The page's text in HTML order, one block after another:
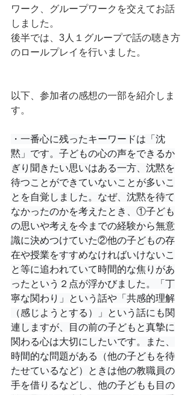
ワーク、グループワークを交えてお話
しました。
後半では、3人１グループで話の聴き方
のロールプレイを行いました。
以下、参加者の感想の一部を紹介しま
す。
・一番心に残ったキーワードは「沈
黙」です。子どもの心の声をできるか
ぎり聞きたい思いはある一方、沈黙を
待つことができていないことが多いこ
とを自覚しました。なぜ、沈黙を待て
なかったのかを考えたとき、①子ども
の思いや考えを今までの経験から無意
識に決めつけていた②他の子どもの存
在や授業をすすめなければいけないこ
と等に追われていて時間的な焦りがあ
ったという２点が浮かびました。「丁
寧な関わり」という話や「共感的理解
（感じようとする）」という話にも関
連しますが、目の前の子どもと真摯に
関わる心は大切にしたいです。また、
時間的な問題がある（他の子どもを待
たせているなど）ときは他の教職員の
手を借りるなどし、他の子どもも目の